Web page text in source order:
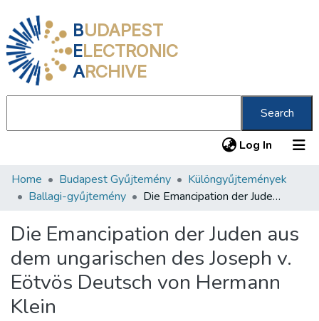
BUDAPEST
ELECTRONIC
ARCHIVE
Search
Log In (current)
Communities & Collections
Statistics
About us
Home Budapest Gyűjtemény
Különgyűjtemények
Ballagi-gyűjtemény
Die Emancipation der Juden aus dem ungarischen des Joseph v. Eötvös Deutsch von Hermann Klein
Die Emancipation der Juden aus
dem ungarischen des Joseph v.
Eötvös Deutsch von Hermann
Klein